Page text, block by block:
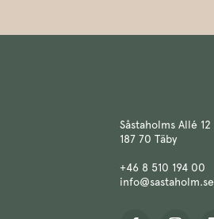
Såstaholms Allé 12
187 70 Täby
+46 8 510 194 00
info@sastaholm.se